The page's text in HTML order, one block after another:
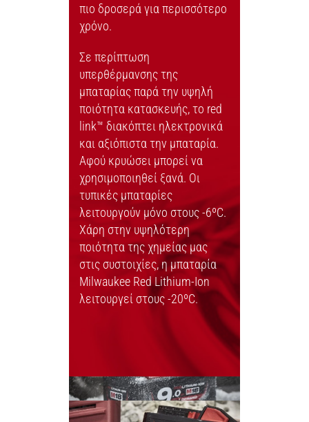
πιο δροσερά για περισσότερο
χρόνο.
Σε περίπτωση
υπερθέρμανσης της
μπαταρίας παρά την υψηλή
ποιότητα κατασκευής, το red
link™ διακόπτει ηλεκτρονικά
και αξιόπιστα την μπαταρία.
Αφού κρυώσει μπορεί να
χρησιμοποιηθεί ξανά. Οι
τυπικές μπαταρίες
λειτουργούν μόνο στους -6ºC.
Χάρη στην υψηλότερη
ποιότητα της χημείας μας
στις συστοιχίες, η μπαταρία
Milwaukee Red Lithium-Ion
λειτουργεί στους -20ºC.